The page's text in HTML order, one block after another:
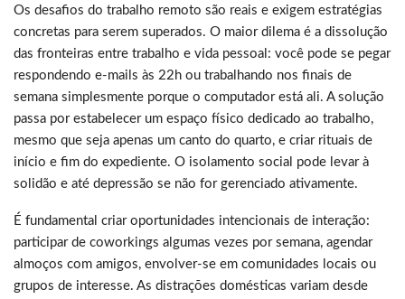
Os desafios do trabalho remoto são reais e exigem estratégias
concretas para serem superados. O maior dilema é a dissolução
das fronteiras entre trabalho e vida pessoal: você pode se pegar
respondendo e-mails às 22h ou trabalhando nos finais de
semana simplesmente porque o computador está ali. A solução
passa por estabelecer um espaço físico dedicado ao trabalho,
mesmo que seja apenas um canto do quarto, e criar rituais de
início e fim do expediente. O isolamento social pode levar à
solidão e até depressão se não for gerenciado ativamente.
É fundamental criar oportunidades intencionais de interação:
participar de coworkings algumas vezes por semana, agendar
almoços com amigos, envolver-se em comunidades locais ou
grupos de interesse. As distrações domésticas variam desde